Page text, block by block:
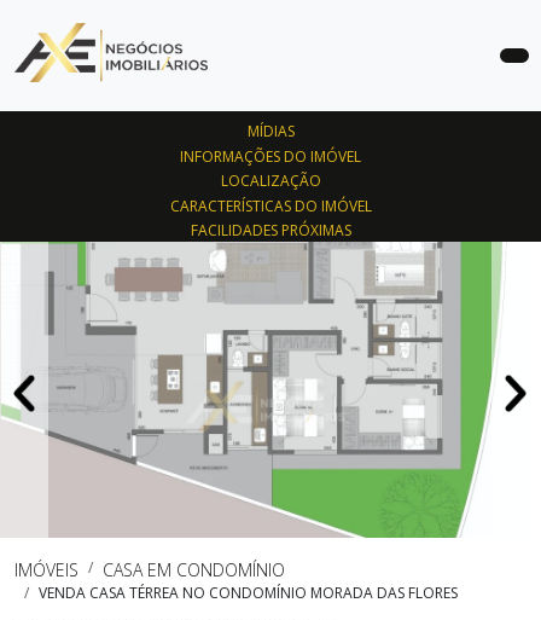
COMPRAR
LANÇAMENTOS
SOBRE
ANUNCIE
SEU
IMÓVEL
CONTATO
MÍDIAS
INFORMAÇÕES DO IMÓVEL
LOCALIZAÇÃO
CARACTERÍSTICAS DO IMÓVEL
FACILIDADES PRÓXIMAS
IMÓVEIS CASA EM CONDOMÍNIO
VENDA CASA TÉRREA NO CONDOMÍNIO MORADA DAS FLORES